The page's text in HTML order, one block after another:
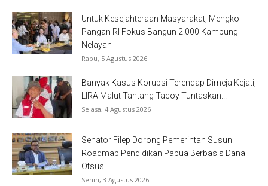
Untuk Kesejahteraan Masyarakat, Mengko
Pangan RI Fokus Bangun 2.000 Kampung
Nelayan
Rabu, 5 Agustus 2026
Banyak Kasus Korupsi Terendap Dimeja Kejati,
LIRA Malut Tantang Tacoy Tuntaskan...
Selasa, 4 Agustus 2026
Senator Filep Dorong Pemerintah Susun
Roadmap Pendidikan Papua Berbasis Dana
Otsus
Senin, 3 Agustus 2026